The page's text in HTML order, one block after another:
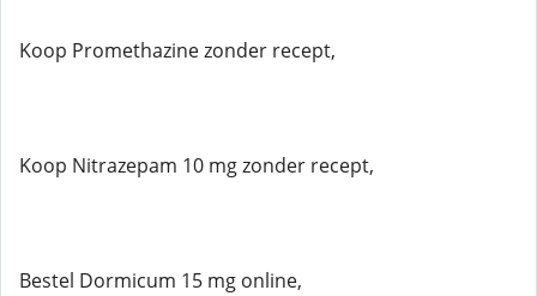
Koop Promethazine zonder recept,
Koop Nitrazepam 10 mg zonder recept,
Bestel Dormicum 15 mg online,